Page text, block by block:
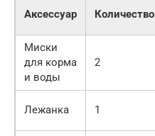
Аксессуар Количество
Миски
для корма
и воды
2
Лежанка 1